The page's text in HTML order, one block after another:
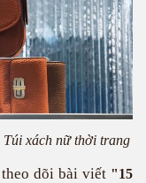
Túi xách nữ thời trang
dõi bài viết "15